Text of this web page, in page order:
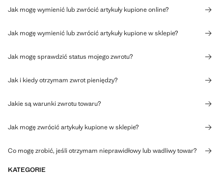
Jak mogę wymienić lub zwrócić artykuły kupione online?
Jak mogę wymienić lub zwrócić artykuły kupione w sklepie?
Jak mogę sprawdzić status mojego zwrotu?
Jak i kiedy otrzymam zwrot pieniędzy?
Jakie są warunki zwrotu towaru?
Jak mogę zwrócić artykuły kupione w sklepie?
Co mogę zrobić, jeśli otrzymam nieprawidłowy lub wadliwy towar?
KATEGORIE